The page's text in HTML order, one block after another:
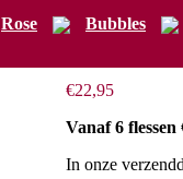
Rose Bubbles
€22,95
Vanaf 6 flessen
In onze